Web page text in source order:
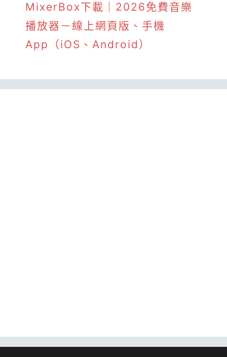
MixerBox下載｜2026免費音樂
播放器－線上網頁版、手機
App（iOS、Android）